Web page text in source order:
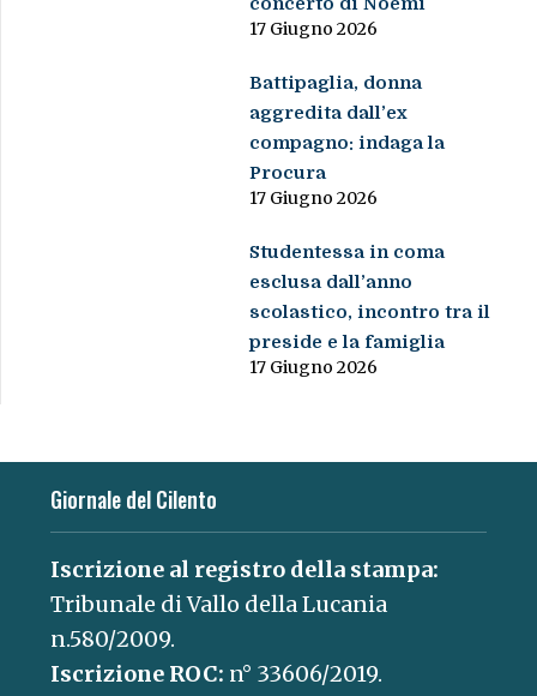
17 Giugno 2026
Battipaglia, donna
aggredita dall’ex
compagno: indaga la
Procura
17 Giugno 2026
Studentessa in coma
esclusa dall’anno
scolastico, incontro tra il
preside e la famiglia
17 Giugno 2026
Giornale del Cilento
Iscrizione al registro della stampa:
Tribunale di Vallo della Lucania
n.580/2009.
Iscrizione ROC: n° 33606/2019.